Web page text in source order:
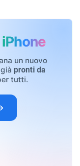
iPhone
un nuovo
pronti da
tutti.